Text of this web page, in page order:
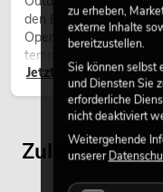
den Einsatz im Freien.
Open-Air-Konzerten,
temporären
Jetzt lesen
Zuletzt
zu erheben,
externe Inhalte
bereitzustellen.
Sie können selbst
und Diensten Sie
erforderliche
nicht deaktiviert
Weitergehende
unserer